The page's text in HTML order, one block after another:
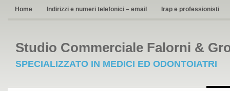
Home Indirizzi e numeri telefonici – email Irap e professionisti
Studio Commerciale Falorni &
SPECIALIZZATO IN MEDICI ED ODONTOIATRI